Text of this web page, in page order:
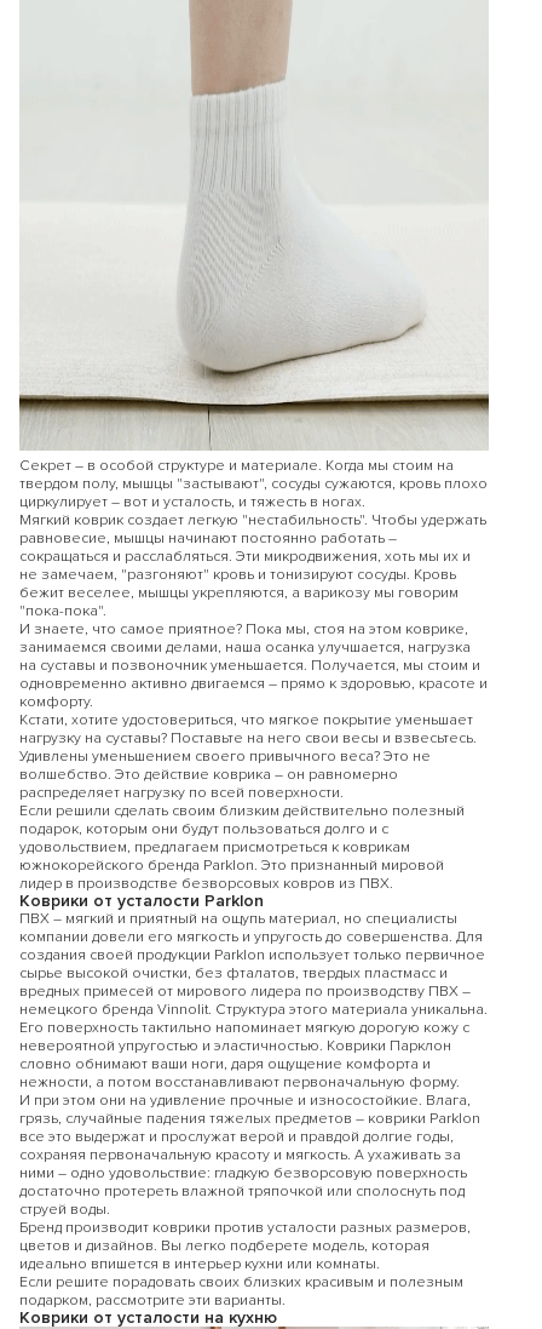
Секрет – в особой структуре и материале. Когда мы стоим на
твердом полу, мышцы "застывают", сосуды сужаются, кровь плохо
циркулирует – вот и усталость, и тяжесть в ногах.
Мягкий коврик создает легкую "нестабильность". Чтобы удержать
равновесие, мышцы начинают постоянно работать –
сокращаться и расслабляться. Эти микродвижения, хоть мы их и
не замечаем, "разгоняют" кровь и тонизируют сосуды. Кровь
бежит веселее, мышцы укрепляются, а варикозу мы говорим
"пока-пока".
И знаете, что самое приятное? Пока мы, стоя на этом коврике,
занимаемся своими делами, наша осанка улучшается, нагрузка
на суставы и позвоночник уменьшается. Получается, мы стоим и
одновременно активно двигаемся – прямо к здоровью, красоте и
комфорту.
Кстати, хотите удостовериться, что мягкое покрытие уменьшает
нагрузку на суставы? Поставьте на него свои весы и взвесьтесь.
Удивлены уменьшением своего привычного веса? Это не
волшебство. Это действие коврика – он равномерно
распределяет нагрузку по всей поверхности.
Если решили сделать своим близким действительно полезный
подарок, которым они будут пользоваться долго и с
удовольствием, предлагаем присмотреться к коврикам
южнокорейского бренда Parklon. Это признанный мировой
лидер в производстве безворсовых ковров из ПВХ.
Коврики от усталости Parklon
ПВХ – мягкий и приятный на ощупь материал, но специалисты
компании довели его мягкость и упругость до совершенства. Для
создания своей продукции Parklon использует только первичное
сырье высокой очистки, без фталатов, твердых пластмасс и
вредных примесей от мирового лидера по производству ПВХ –
немецкого бренда Vinnolit. Структура этого материала уникальна.
Его поверхность тактильно напоминает мягкую дорогую кожу с
невероятной упругостью и эластичностью. Коврики Парклон
словно обнимают ваши ноги, даря ощущение комфорта и
нежности, а потом восстанавливают первоначальную форму.
И при этом они на удивление прочные и износостойкие. Влага,
грязь, случайные падения тяжелых предметов – коврики Parklon
все это выдержат и прослужат верой и правдой долгие годы,
сохраняя первоначальную красоту и мягкость. А ухаживать за
ними – одно удовольствие: гладкую безворсовую поверхность
достаточно протереть влажной тряпочкой или сполоснуть под
струей воды.
Бренд производит коврики против усталости разных размеров,
цветов и дизайнов. Вы легко подберете модель, которая
идеально впишется в интерьер кухни или комнаты.
Если решите порадовать своих близких красивым и полезным
подарком, рассмотрите эти варианты.
Коврики от усталости на кухню